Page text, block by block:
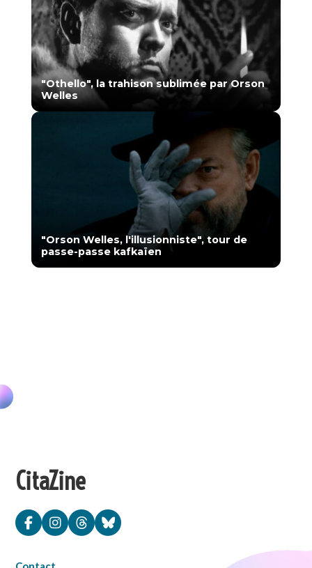
"Othello", la trahison sublimée par Orson
Welles
"Orson Welles, l'illusionniste", tour de
passe-passe kafkaïen
CitaZine